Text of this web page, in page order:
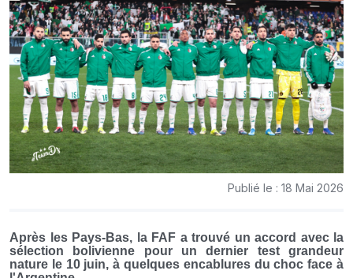
Publié le : 18 Mai 2026
Après les Pays-Bas, la FAF a trouvé un accord avec la
sélection bolivienne pour un dernier test grandeur
nature le 10 juin, à quelques encablures du choc face à